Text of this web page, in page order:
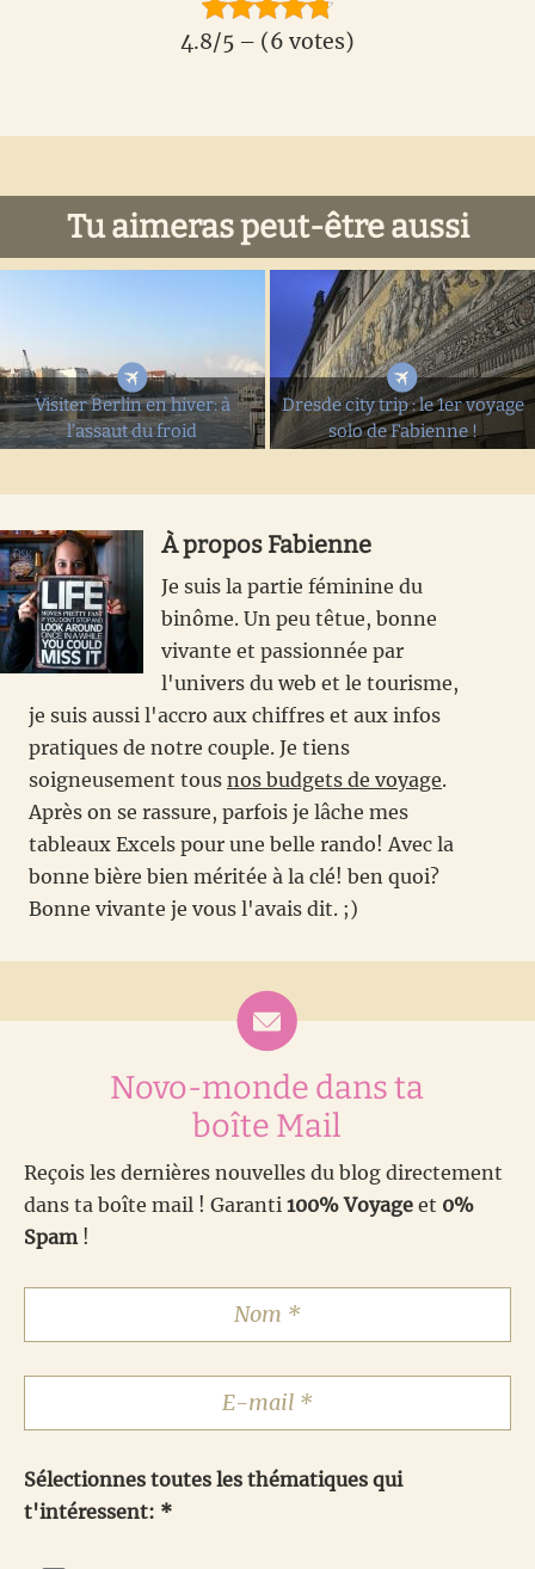
4.8/5 – (6 votes)
Tu aimeras peut-être aussi
Visiter Berlin en hiver: à
l’assaut du froid
Dresde city trip : le 1er voyage
solo de Fabienne !
À propos Fabienne
Je suis la partie féminine du
binôme. Un peu têtue, bonne
vivante et passionnée par
l'univers du web et le tourisme,
je suis aussi l'accro aux chiffres et aux infos
pratiques de notre couple. Je tiens
soigneusement tous nos budgets de voyage.
Après on se rassure, parfois je lâche mes
tableaux Excels pour une belle rando! Avec la
bonne bière bien méritée à la clé! ben quoi?
Bonne vivante je vous l'avais dit. ;)
Novo-monde dans ta
boîte Mail
Reçois les dernières nouvelles du blog directement
dans ta boîte mail ! Garanti 100% Voyage et 0%
Spam!
Sélectionnes toutes les thématiques qui
t'intéressent: *